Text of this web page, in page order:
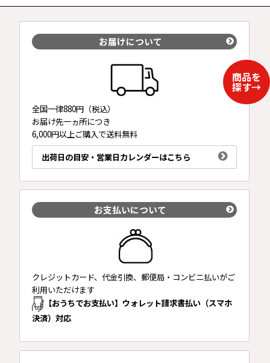
お届けについて
全国一律880円（税込）
お届け先一ヵ所につき
6,000円以上ご購入で送料無料
出荷日の目安・営業日カレンダーはこちら
お支払いについて
クレジットカード、代金引換、郵便局・コンビニ払いがご
利用いただけます
【おうちでお支払い】ウォレット請求書払い（スマホ
決済）対応